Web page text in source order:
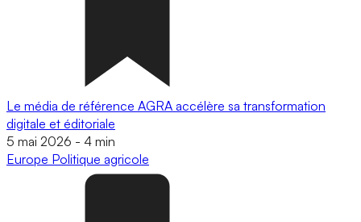
Le média de référence AGRA accélère sa transformation
digitale et éditoriale
5 mai 2026 - 4 min
Europe Politique agricole